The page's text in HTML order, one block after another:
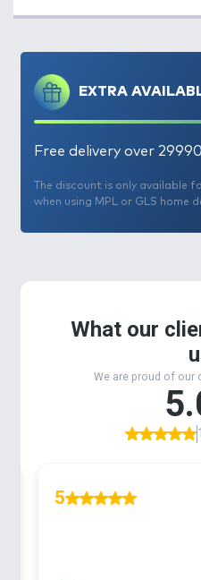
átmérőjű monofil
előke, amely szorgos
Pont olyan, amelyet mi is
szívvel ajánlunk!
EXTRA
Free delivery over 29990
The discount is only available
when using MPL or GLS home